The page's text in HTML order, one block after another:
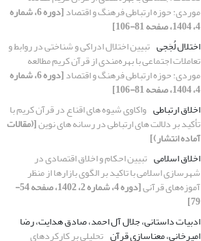
موردی: حوزه ارتباطی فرهنگ و اقتصاد [دوره 6، شماره
4، 1404، صفحه 81-106]
اختلال لُجَجی تبیین اختلال ادراکی و شناختی در روابط و
تعاملات اجتماعی با بهره‌مندی از قرآن کریم مطالعه
موردی: حوزه ارتباطی فرهنگ و اقتصاد [دوره 6، شماره
4، 1404، صفحه 81-106]
اخلاق ارتباطی واکاوی شیوه های اقناع در قرآن کریم با
تأکید بر دلالت های ارتباطی در رسانه های نوین[(مقالات
آماده انتشار)]
اخلاق اسلامی تبیین احکام و اخلاق اقتصادی در
شهرسازی اسلامی با تاکید بر الگوی بازارها از منظر
آموزه‌های قرآنی [دوره 4، شماره 2، 1402، صفحه 54-
79]
ادبیات داستانی، جلال آل احمد، صادق هدایت، رضا
امیرخانی، معناسازی قرآن تحلیلی بر کارکردهای